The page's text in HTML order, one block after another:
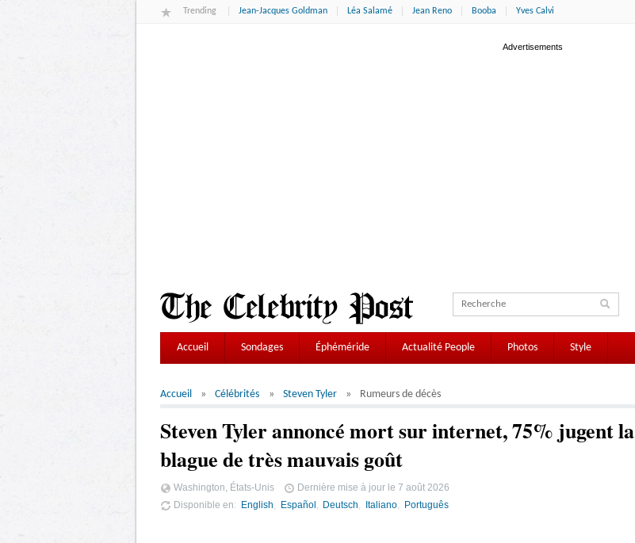
Trending Jean-Jacques Goldman Léa Salamé Jean Reno Booba Yves Calvi
Accueil Sondages Éphéméride Actualité People Photos Style
Accueil Célébrités Steven Tyler Rumeurs de décès
Steven Tyler annoncé mort sur internet, 75% jugent la
blague de très mauvais goût
Washington, États-Unis Dernière mise à jour le 7 août 2026
Disponible en
English Español Deutsch Italiano Português